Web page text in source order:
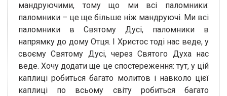
мандруючими, тому що ми всі паломники:
паломники – це ще більше ніж мандруючі. Ми всі
паломники в Святому Дусі, паломники в
напрямку до дому Отця. І Христос тоді нас веде, у
своєму Святому Дусі, через Святого Духа нас
веде. Хочу додати ще це спостереження: тут, у цій
каплиці робиться багато молитов і навколо цієї
каплиці по всьому світу робиться багато